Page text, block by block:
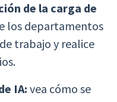
de la carga de
los departamentos
trabajo y realice
IA:vea cómo se